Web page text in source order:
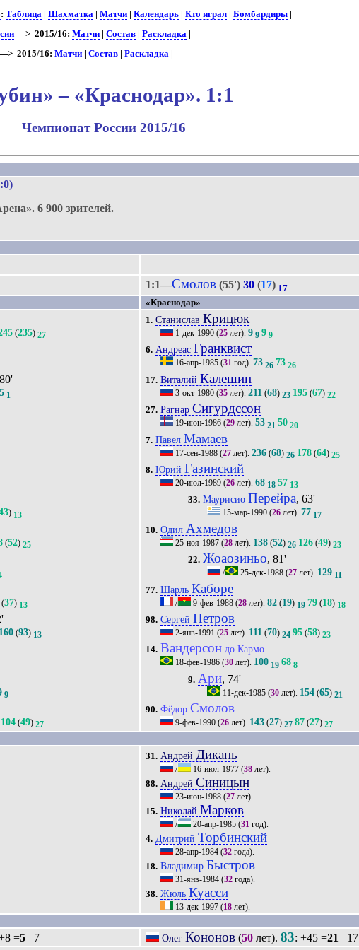
:Таблица |Шахматка |Матчи |Календарь |Кто играл |Бомбардиры
—> 2015/16:Матчи |Состав |Раскладка |
2015/16:Матчи |Состав |Раскладка |
– «Краснодар». 1:1
Чемпионат России 2015/16
6 900 зрителей.
1:1—Смолов (55')30 (17) 17
«Краснодар»
(235) 27
5 1
) 13
(52) 25
(37) 13
160(93) 13
9
104 (49) 27
1. Станислав Крицюк
1-дек-1990 (25 лет).9 9 9 9
6. АндреасГранквист
16-апр-1985 (31 год).73 26 73 26
17. Виталий Калешин
3-окт-1980 (35 лет).211 (68) 23 195 (67) 22
27. РагнарСигурдссон
19-июн-1986 (29 лет).53 21 50 20
7. Павел Мамаев
17-сен-1988 (27 лет).236 (68) 26 178 (64) 25
8. Юрий Газинский
20-июл-1989 (26 лет).68 18 57 13
33. МаурисиоПерейра, 63'
15-мар-1990(26лет). 77 17
10. Одил Ахмедов
25-ноя-1987 (28 лет). 138 (52) 26 126 (49) 23
22. Жоаозиньо, 81'
/ 25-дек-1988(27лет). 129 11
77. Шарль Каборе
/ 9-фев-1988 (28 лет).82 (19) 19 79 (18) 18
98. Сергей Петров
2-янв-1991 (25 лет). 111 (70) 24 95 (58) 23
14. Вандерсон до Кармо
18-фев-1986 (30 лет). 100 19 68 8
9. Ари, 74'
11-дек-1985(30лет). 154(65) 21
90. ФёдорСмолов
9-фев-1990 (26 лет). 143 (27) 27 87 (27) 27
31. Андрей Дикань
/ 16-июл-1977 (38 лет).
88. АндрейСиницын
23-июн-1988 (27 лет).
15. Николай Марков
/ 20-апр-1985 (31 год).
4. ДмитрийТорбинский
28-апр-1984 (32 года).
18. Владимир Быстров
31-янв-1984 (32 года).
38. Жюль Куасси
13-дек-1997 (18 лет).
=5 –7 Олег Кононов (50 лет).83: +45 =21 –17